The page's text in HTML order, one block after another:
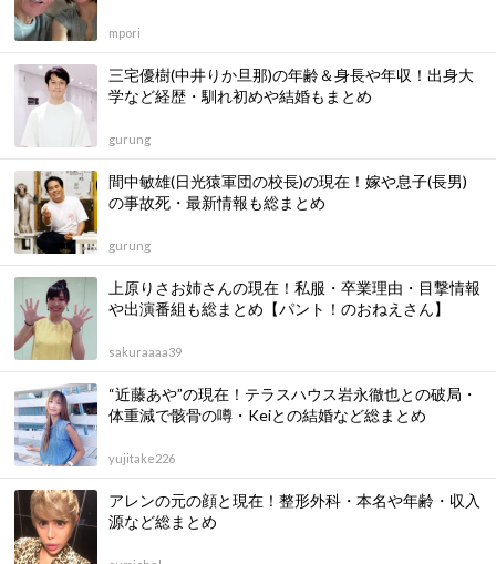
mpori
三宅優樹(中井りか旦那)の年齢＆身長や年収！出身大
学など経歴・馴れ初めや結婚もまとめ
gurung
間中敏雄(日光猿軍団の校長)の現在！嫁や息子(長男)
の事故死・最新情報も総まとめ
gurung
上原りさお姉さんの現在！私服・卒業理由・目撃情報
や出演番組も総まとめ【パント！のおねえさん】
sakuraaaa39
“近藤あや”の現在！テラスハウス岩永徹也との破局・
体重減で骸骨の噂・Keiとの結婚など総まとめ
yujitake226
アレンの元の顔と現在！整形外科・本名や年齢・収入
源など総まとめ